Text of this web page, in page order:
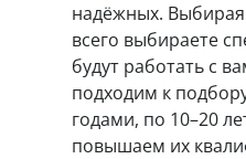
надёжных.
всего выбираете
будут работать с
подходим к
годами, по 10–20
повышаем их